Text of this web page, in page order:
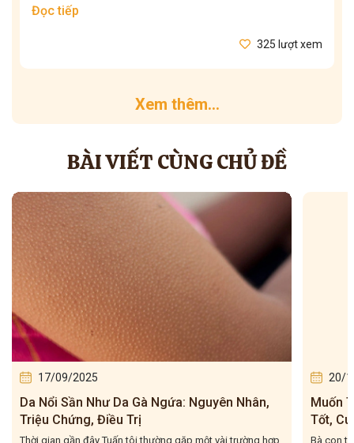
Đọc tiếp
325 lượt xem
Xem thêm...
BÀI VIẾT CÙNG CHỦ ĐỀ
17/09/2025
Da Nổi Sần Như Da Gà Ngứa: Nguyên Nhân,
Triệu Chứng, Điều Trị
Thời gian gần đây Tuấn tôi thường gặp một vài trường hợp
20/
Muốn
Tốt,
Bà con